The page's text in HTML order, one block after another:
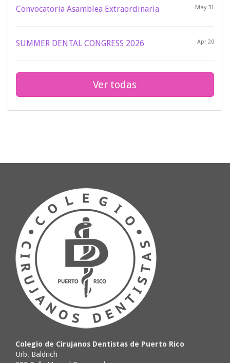
May 31
Convocatoria Asamblea Extraordinaria
Apr 20
SUMMER DENTAL CONGRESS 2026
Ver todas
Colegio de Cirujanos Dentistas de Puerto Rico
Urb. Baldrich